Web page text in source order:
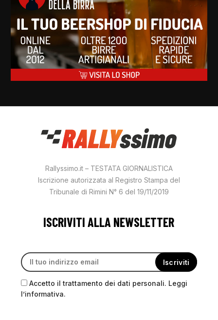
Rallyssimo.it – TESTATA GIORNALISTICA
Iscrizione autorizzata al Registro Stampa del
Tribunale di Rimini N° 6 del 19/11/2019
ISCRIVITI ALLA NEWSLETTER
Accetto il trattamento dei dati personali. Leggi
l’informativa.